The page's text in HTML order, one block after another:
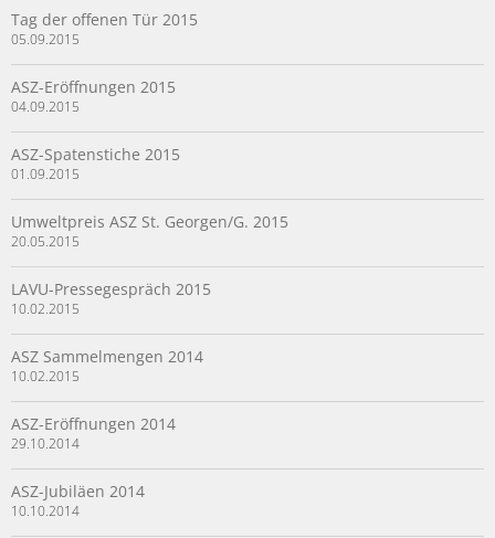
Tag der offenen Tür 2015
05.09.2015
ASZ-Eröffnungen 2015
04.09.2015
ASZ-Spatenstiche 2015
01.09.2015
Umweltpreis ASZ St. Georgen/G. 2015
20.05.2015
LAVU-Pressegespräch 2015
10.02.2015
ASZ Sammelmengen 2014
10.02.2015
ASZ-Eröffnungen 2014
29.10.2014
ASZ-Jubiläen 2014
10.10.2014